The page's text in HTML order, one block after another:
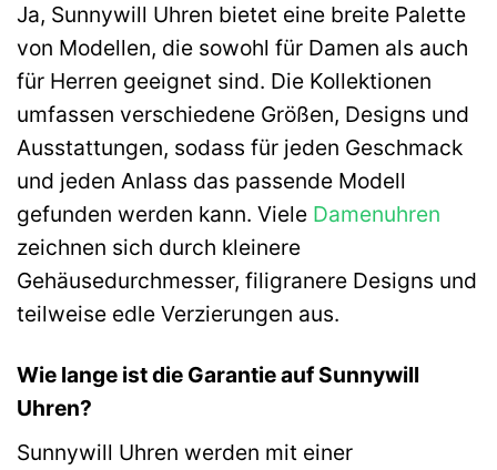
Ja, Sunnywill Uhren bietet eine breite Palette
von Modellen, die sowohl für Damen als auch
für Herren geeignet sind. Die Kollektionen
umfassen verschiedene Größen, Designs und
Ausstattungen, sodass für jeden Geschmack
und jeden Anlass das passende Modell
gefunden werden kann. Viele Damenuhren
zeichnen sich durch kleinere
Gehäusedurchmesser, filigranere Designs und
teilweise edle Verzierungen aus.
Wie lange ist die Garantie auf Sunnywill
Uhren?
Sunnywill Uhren werden mit einer